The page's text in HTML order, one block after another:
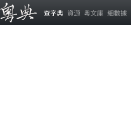
查字典 資源 粵文庫 細數據